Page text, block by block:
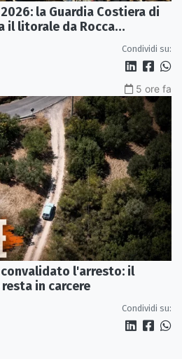
la Guardia Costiera di
il litorale da Rocca
Condividi su:
5 ore fa
l'arresto: il
in carcere
Condividi su: